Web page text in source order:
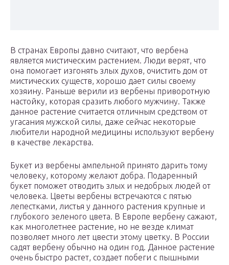
В странах Европы давно считают, что вербена
является мистическим растением. Люди верят, что
она помогает изгонять злых духов, очистить дом от
мистических существ, хорошо дает силы своему
хозяину. Раньше верили из вербены приворотную
настойку, которая сразить любого мужчину. Также
данное растение считается отличным средством от
угасания мужской силы, даже сейчас некоторые
любители народной медицины используют вербену
в качестве лекарства.
Букет из вербены ампельной принято дарить тому
человеку, которому желают добра. Подаренный
букет поможет отводить злых и недобрых людей от
человека. Цветы вербены встречаются с пятью
лепестками, листья у данного растения крупные и
глубокого зеленого цвета. В Европе вербену сажают,
как многолетнее растение, но не везде климат
позволяет много лет цвести этому цветку. В России
садят вербену обычно на один год. Данное растение
очень быстро растет, создает побеги с пышными